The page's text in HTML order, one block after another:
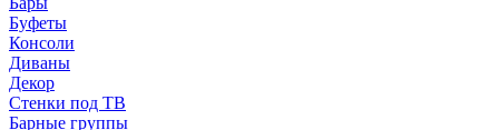
Буфеты
Консоли
Диваны
Декор
Стенки под ТВ
Барные группы